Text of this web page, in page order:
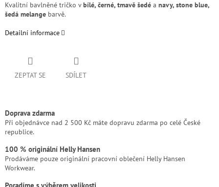
Kvalitní bavlněné tričko vbílé, černé, tmavě šedé a navy, stone blue,
šedá melange barvě.
Detailní informace
ZEPTAT SE SDÍLET
Doprava zdarma
Při objednávce nad 2 500 Kč máte dopravu zdarma po celé České
republice.
100 % originální Helly Hansen
Prodáváme pouze originální pracovní oblečení Helly Hansen
Workwear.